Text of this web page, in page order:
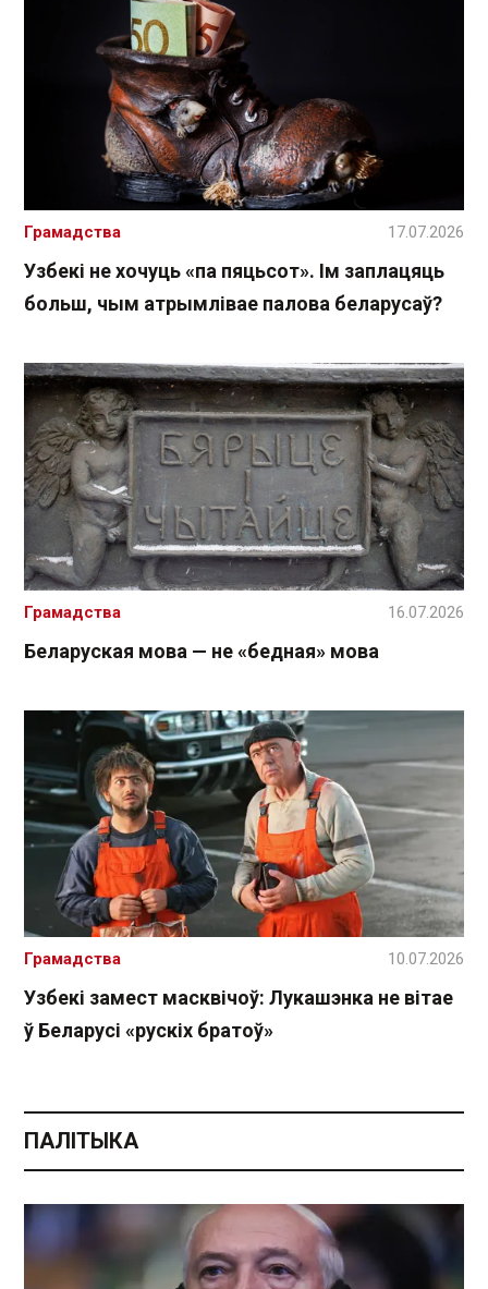
Узбекі не хочуць «па пяцьсот». Ім заплацяць
больш, чым атрымлівае палова беларусаў?
Грамадства 17.07.2026
Беларуская мова — не «бедная» мова
Грамадства 16.07.2026
Узбекі замест масквічоў: Лукашэнка не вітае
ў Беларусі «рускіх братоў»
Грамадства 10.07.2026
ПАЛІТЫКА